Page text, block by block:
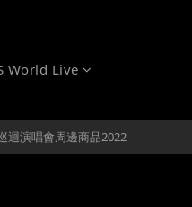
World Live
迴演唱會周邊商品2022